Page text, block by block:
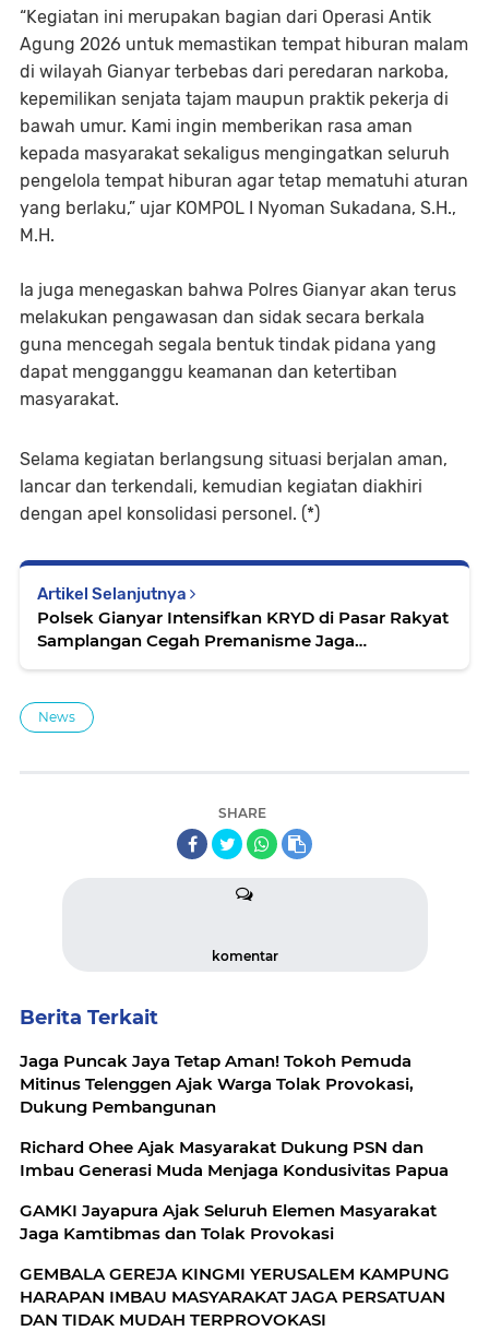
“Kegiatan ini merupakan bagian dari Operasi Antik
Agung 2026 untuk memastikan tempat hiburan malam
di wilayah Gianyar terbebas dari peredaran narkoba,
kepemilikan senjata tajam maupun praktik pekerja di
bawah umur. Kami ingin memberikan rasa aman
kepada masyarakat sekaligus mengingatkan seluruh
pengelola tempat hiburan agar tetap mematuhi aturan
yang berlaku,” ujar KOMPOL I Nyoman Sukadana, S.H.,
M.H.
Ia juga menegaskan bahwa Polres Gianyar akan terus
melakukan pengawasan dan sidak secara berkala
guna mencegah segala bentuk tindak pidana yang
dapat mengganggu keamanan dan ketertiban
masyarakat.
Selama kegiatan berlangsung situasi berjalan aman,
lancar dan terkendali, kemudian kegiatan diakhiri
dengan apel konsolidasi personel. (*)
Artikel Selanjutnya
Polsek Gianyar Intensifkan KRYD di Pasar Rakyat
Samplangan Cegah Premanisme Jaga
News
SHARE
komentar
Berita Terkait
Jaga Puncak Jaya Tetap Aman! Tokoh Pemuda
Mitinus Telenggen Ajak Warga Tolak Provokasi,
Dukung Pembangunan
Richard Ohee Ajak Masyarakat Dukung PSN dan
Imbau Generasi Muda Menjaga Kondusivitas Papua
GAMKI Jayapura Ajak Seluruh Elemen Masyarakat
Jaga Kamtibmas dan Tolak Provokasi
GEMBALA GEREJA KINGMI YERUSALEM KAMPUNG
HARAPAN IMBAU MASYARAKAT JAGA PERSATUAN
DAN TIDAK MUDAH TERPROVOKASI